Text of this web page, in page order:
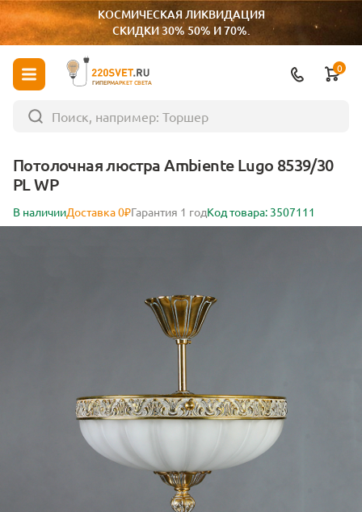
КОСМИЧЕСКАЯ ЛИКВИДАЦИЯ
СКИДКИ 30% 50% И 70%.
ГИПЕРМАРКЕТ СВЕТА
0
Потолочная люстра Ambiente Lugo 8539/30
PL WP
В наличииДоставка 0₽Гарантия 1 годКод товара: 3507111